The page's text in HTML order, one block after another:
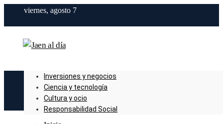
viernes, agosto 7
Inversiones y negocios
Ciencia y tecnología
Cultura y ocio
Responsabilidad Social